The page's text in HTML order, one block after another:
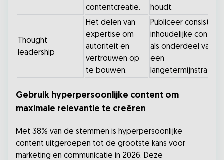
contentcreatie.
houdt.
Thought
leadership
Het delen van
expertise om
autoriteit en
vertrouwen op
te bouwen.
Publiceer consistent
inhoudelijke content
als onderdeel van
een
Gebruik hyperpersoonlijke content om
maximale relevantie te creëren
Met 38% van de stemmen is hyperpersoonlijke
content uitgeroepen tot de grootste kans voor
marketing en communicatie in 2026. Deze